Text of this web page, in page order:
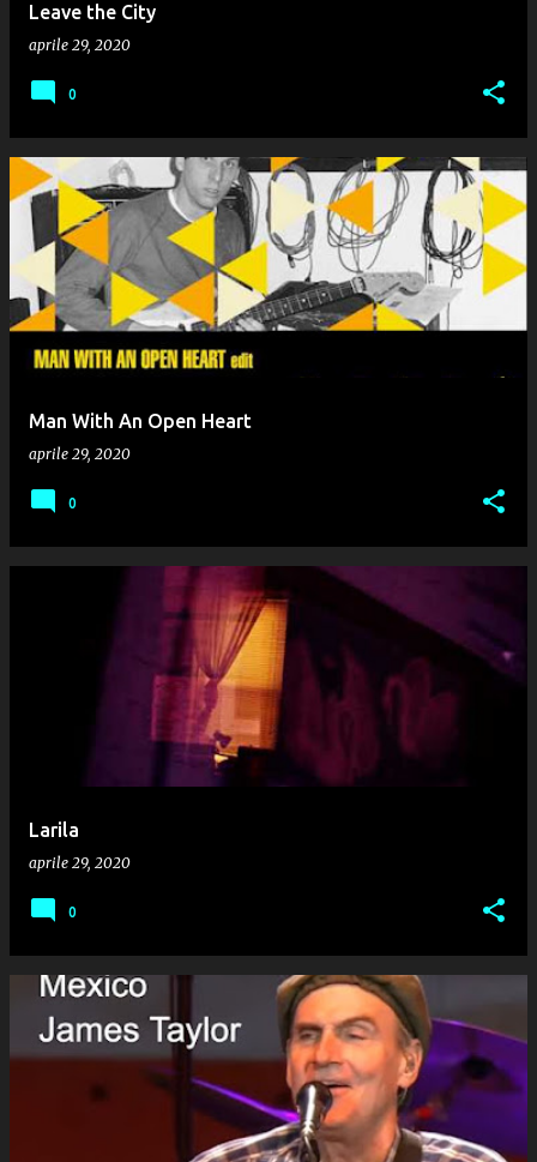
Leave the City
aprile 29, 2020
0
Man With An Open Heart
aprile 29, 2020
0
Larila
aprile 29, 2020
0